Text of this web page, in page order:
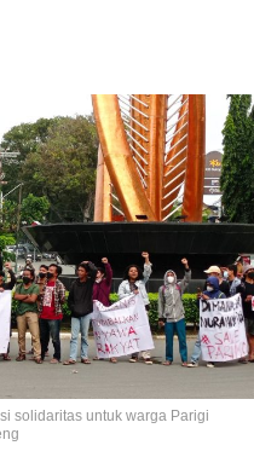
solidaritas untuk warga Parigi